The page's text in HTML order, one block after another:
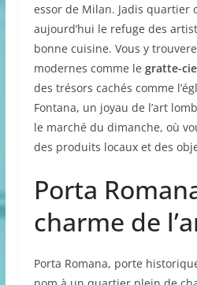
essor de Milan. Jadis quartier
aujourd’hui le refuge des
bonne cuisine. Vous y
modernes comme le gratte-
des trésors cachés comme
Fontana, un joyau de l’art
le marché du dimanche, où
des produits locaux et des
Porta
charme de
Porta Romana, porte